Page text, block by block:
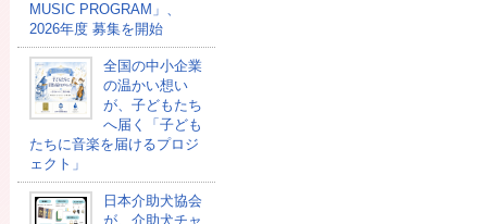
MUSIC PROGRAM」、
2026年度 募集を開始
全国の中小企業
の温かい想い
が、子どもたち
へ届く「子ども
たちに音楽を届けるプロジ
ェクト」
日本介助犬協会
が、介助犬チャ